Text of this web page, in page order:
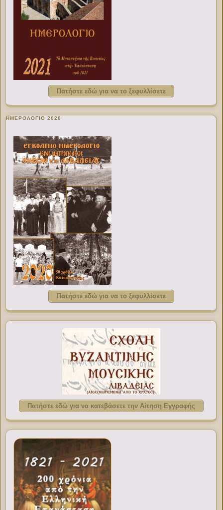
Πατήστε εδώ για να το ξεφυλλίσετε
ΗΜΕΡΟΛΟΓΙΟ 2020
Πατήστε εδώ για να το ξεφυλλίσετε
Πατήστε εδώ για να κατεβάσετε την Αίτηση Εγγραφής